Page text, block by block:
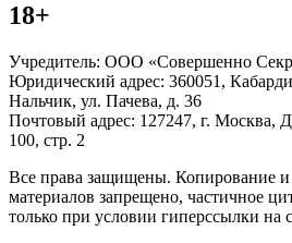
18+
Учредитель: ООО «Совершенно
Юридический адрес: 360051,
Нальчик, ул. Пачева, д. 36
Почтовый адрес: 127247, г. Москва,
100, стр. 2
Все права защищены. Копирование и
материалов запрещено, частичное
только при условии гиперссылки на